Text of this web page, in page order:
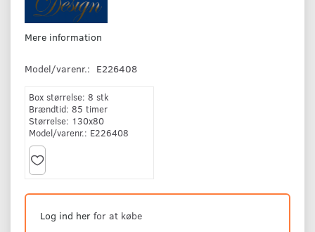
Mere information
Model/varenr.: E226408
Box størrelse: 8 stk
Brændtid: 85 timer
Størrelse: 130x80
Model/varenr.: E226408
Log ind her for at købe